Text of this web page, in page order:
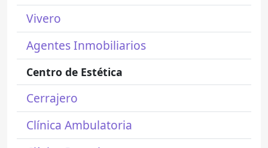
Vivero
Agentes Inmobiliarios
Centro de Estética
Cerrajero
Clínica Ambulatoria